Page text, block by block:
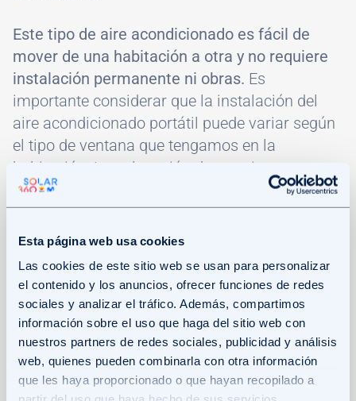
Esta página web usa cookies
Las cookies de este sitio web se usan para personalizar
el contenido y los anuncios, ofrecer funciones de redes
sociales y analizar el tráfico. Además, compartimos
información sobre el uso que haga del sitio web con
nuestros partners de redes sociales, publicidad y análisis
web, quienes pueden combinarla con otra información
que les haya proporcionado o que hayan recopilado a
Este tipo de aire acondicionado es fácil de
mover de una habitación a otra y no requiere
instalación permanente ni obras. Es
importante considerar que la instalación del
aire acondicionado portátil puede variar según
el tipo de ventana que tengamos en la
habitación. La colocación de ese sistema
requiere que un tubo de escape se extienda por
la ventana. Por lo tanto, la ubicación del aire
acondicionado en la habitación puede estar
limitada por la disposición de las ventanas y la
longitud del tubo de escape.
Su punto a favor es que son más económicos
en relación a los otros tipos de aires
acondicionados.Sin embargo, es importante
tener en cuenta que los aires acondicionados